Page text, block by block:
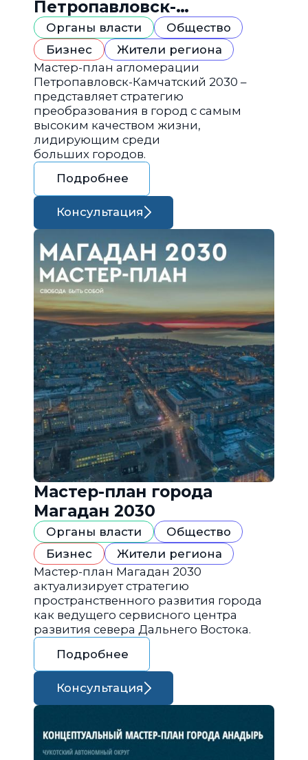
Петропавловск-
Камчатский 2030
Органы власти
Общество
Бизнес
Жители региона
Мастер-план агломерации
Петропавловск-Камчатский 2030 –
представляет стратегию
преобразования в город с самым
высоким качеством жизни,
лидирующим среди
больших городов.
Подробнее
Консультация
Мастер-план города
Магадан 2030
Органы власти
Общество
Бизнес
Жители региона
Мастер-план Магадан 2030
актуализирует стратегию
пространственного развития города
как ведущего сервисного центра
развития севера Дальнего Востока.
Подробнее
Консультация